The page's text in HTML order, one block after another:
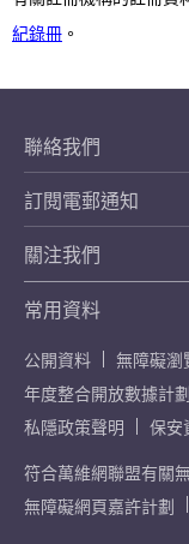
紀錄冊 。
聯絡我們
訂閱電郵通知
關注我們
常用資料
公開資料
無障礙瀏
年度整合開放數據計
私隱政策聲明
保安
符合萬維網聯盟有關
無障礙網頁嘉許計劃